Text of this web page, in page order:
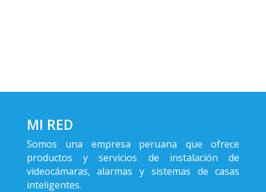
MI RED
Somos una empresa peruana que ofrece
productos y servicios de instalación de
videocámaras, alarmas y sistemas de casas
inteligentes.